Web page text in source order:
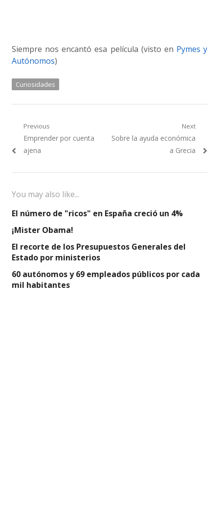
Siempre nos encantó esa película (visto en Pymes y
Autónomos)
Curiosidades
Navegación
de
Previous
Previous
post:
Emprender por cuenta
ajena
Next
Next
Sobre la ayuda económica
a Grecia
You may also like...
El número de "ricos" en España creció un 4%
¡Mister Obama!
El recorte de los Presupuestos Generales del
Estado por ministerios
60 autónomos y 69 empleados públicos por cada
mil habitantes